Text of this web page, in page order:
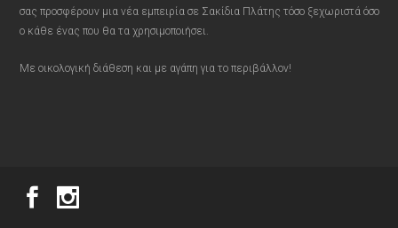
σας προσφέρουν μια νέα εμπειρία σε Σακίδια Πλάτης τόσο ξεχωριστά όσο
ο κάθε ένας που θα τα χρησιμοποιήσει.
Με οικολογική διάθεση και με αγάπη για το περιβάλλον!